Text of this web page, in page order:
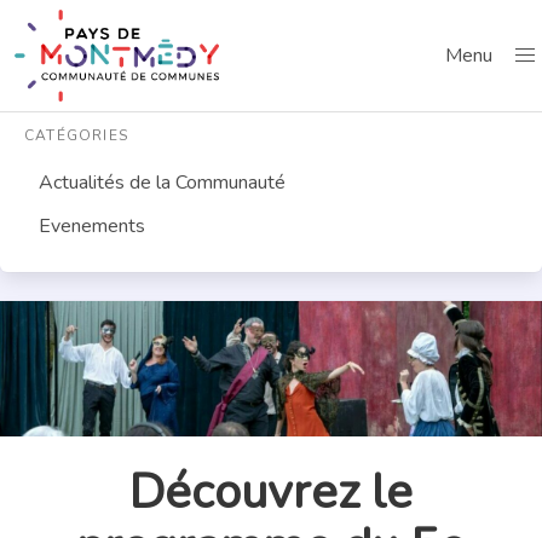
Menu
CATÉGORIES
Actualités de la Communauté
Evenements
Découvrez le